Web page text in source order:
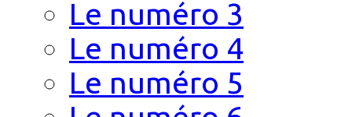
Le numéro 3
Le numéro 4
Le numéro 5